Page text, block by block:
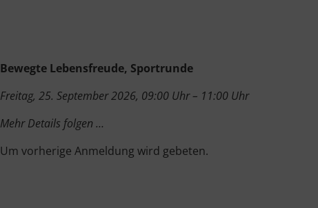
Bewegte Lebensfreude, Sportrunde
Freitag, 25. September 2026, 09:00 Uhr – 11:00 Uhr
Mehr Details folgen …
Um vorherige Anmeldung wird gebeten.